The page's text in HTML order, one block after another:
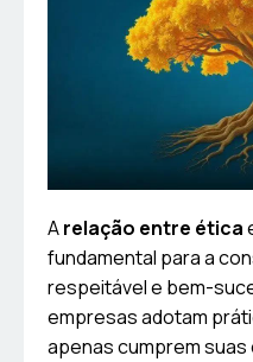
Arelação entre ética
fundamental para a
respeitável e bem-
empresas adotam
apenas cumprem